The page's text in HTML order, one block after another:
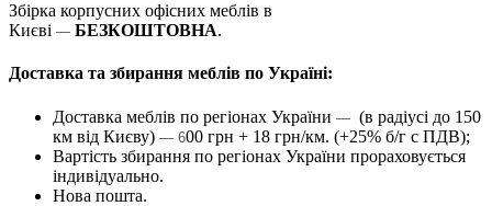
Збірка корпусних офісних меблів в
Києві — БЕЗКОШТОВНА.
Доставка та збирання меблів по Україні:
Доставка меблів по регіонах України — (в радіусі до 150
км від Києву) — 600 грн + 18 грн/км. (+25% б/г с ПДВ);
Вартість збирання по регіонах України прораховується
індивідуально.
Нова пошта.